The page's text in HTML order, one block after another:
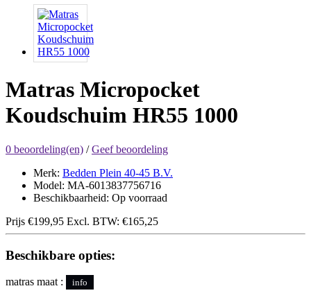
Matras Micropocket
Koudschuim HR55 1000
0 beoordeling(en) /Geef beoordeling
Merk: Bedden Plein 40-45 B.V.
Model: MA-6013837756716
Beschikbaarheid: Op voorraad
Prijs €199,95 Excl. BTW: €165,25
Beschikbare opties:
matras maat : info